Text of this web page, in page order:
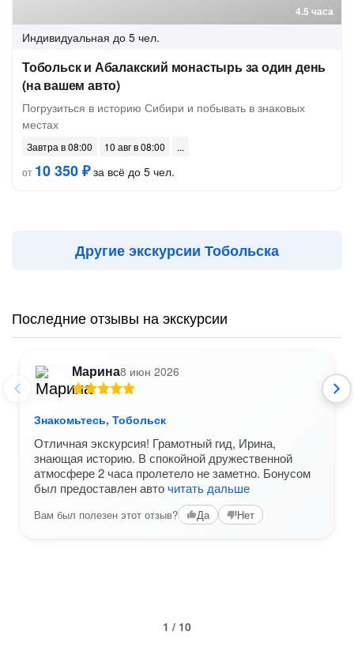
4.5 часа
Индивидуальная до 5 чел.
Тобольск и Абалакский монастырь за один день
(на вашем авто)
Погрузиться в историю Сибири и побывать в знаковых
местах
Завтра в 08:00
10 авг в 08:00
от 10 350 ₽за всё до 5 чел.
Другие экскурсии Тобольска
Последние отзывы на экскурсии
Марина8 июн 2026
Знакомьтесь, Тобольск
Отличная экскурсия! Грамотный гид, Ирина,
знающая историю. В спокойной дружественной
атмосфере 2 часа пролетело не заметно. Бонусом
был предоставлен авточитать дальше
Вам был полезен этот отзыв? Да Нет
1 / 10